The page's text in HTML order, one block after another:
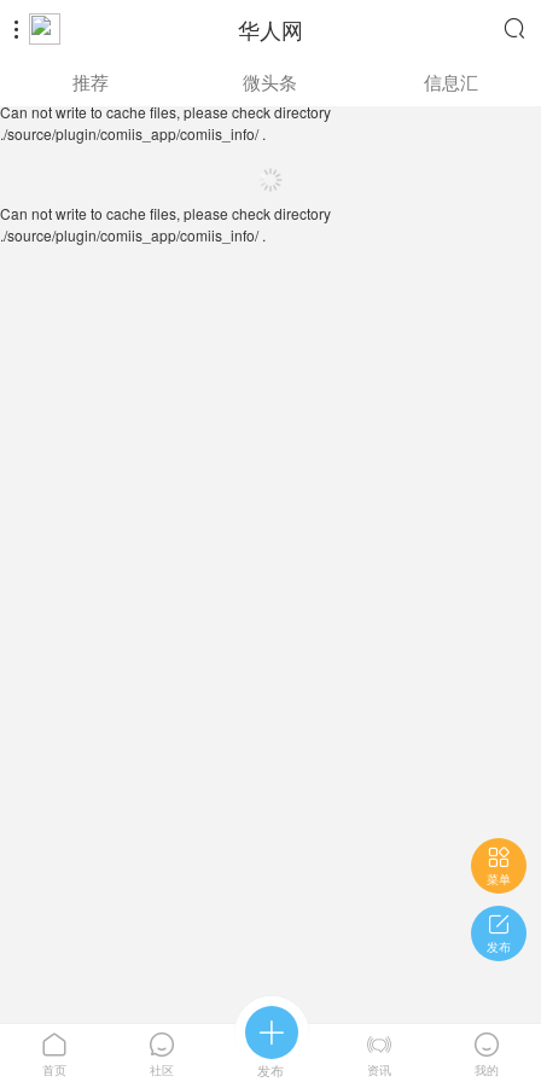
 华人网 
./source/plugin/comiis_app/comiis_info/ .
推荐 微头条 信息汇
Can not write to cache files, please check directory
./source/plugin/comiis_app/comiis_info/ .

菜单

发布

首页

社区

发布

资讯

我的
Can not write to cache files, please check directory
./source/plugin/comiis_app/comiis_info/ .